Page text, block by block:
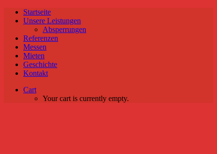
Startseite
Unsere Leistungen
Absperrungen
Referenzen
Messen
Mieten
Geschichte
Kontakt
Cart
Your cart is currently empty.